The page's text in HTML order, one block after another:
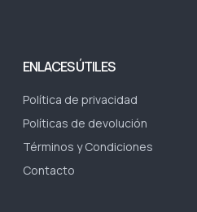
ENLACES ÚTILES
Política de privacidad
Políticas de devolución
Términos y Condiciones
Contacto